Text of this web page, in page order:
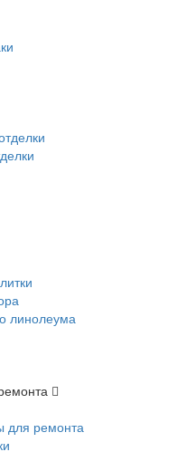
линолеума
для ремонта